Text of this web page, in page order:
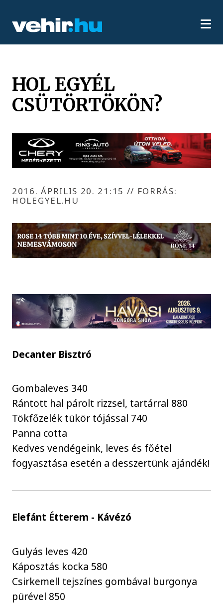
HOL EGYÉL
CSÜTÖRTÖKÖN?
2016. ÁPRILIS 20. 21:15 // FORRÁS:
HOLEGYEL.HU
Decanter Bisztró
Gombaleves 340
Rántott hal párolt rizzsel, tartárral 880
Tökfőzelék tükör tójással 740
Panna cotta
Kedves vendégeink, leves és főétel
fogyasztása esetén a desszertünk ajándék!
Elefánt Étterem - Kávézó
Gulyás leves 420
Káposztás kocka 580
Csirkemell tejszínes gombával burgonya
pürével 850